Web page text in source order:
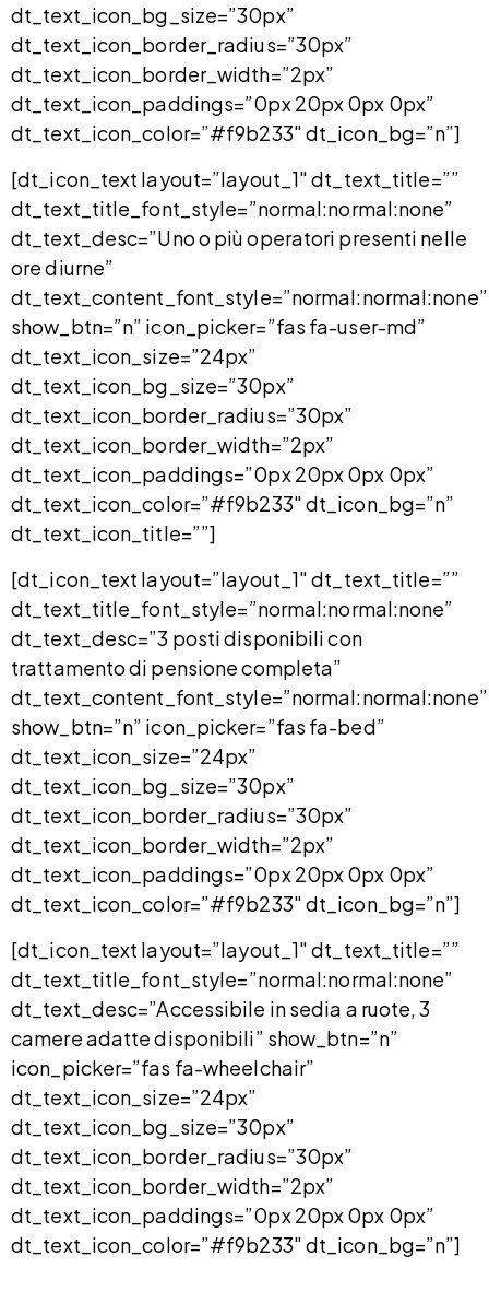
dt_text_icon_bg_size=”30px”
dt_text_icon_border_radius=”30px”
dt_text_icon_border_width=”2px”
dt_text_icon_paddings=”0px 20px 0px 0px”
dt_text_icon_color=”#f9b233″ dt_icon_bg=”n”]
[dt_icon_text layout=”layout_1″ dt_text_title=””
dt_text_title_font_style=”normal:normal:none”
dt_text_desc=”Uno o più operatori presenti nelle
ore diurne”
dt_text_content_font_style=”normal:normal:none”
show_btn=”n” icon_picker=”fas fa-user-md”
dt_text_icon_size=”24px”
dt_text_icon_bg_size=”30px”
dt_text_icon_border_radius=”30px”
dt_text_icon_border_width=”2px”
dt_text_icon_paddings=”0px 20px 0px 0px”
dt_text_icon_color=”#f9b233″ dt_icon_bg=”n”
dt_text_icon_title=””]
[dt_icon_text layout=”layout_1″ dt_text_title=””
dt_text_title_font_style=”normal:normal:none”
dt_text_desc=”3 posti disponibili con
trattamento di pensione completa”
dt_text_content_font_style=”normal:normal:none”
show_btn=”n” icon_picker=”fas fa-bed”
dt_text_icon_size=”24px”
dt_text_icon_bg_size=”30px”
dt_text_icon_border_radius=”30px”
dt_text_icon_border_width=”2px”
dt_text_icon_paddings=”0px 20px 0px 0px”
dt_text_icon_color=”#f9b233″ dt_icon_bg=”n”]
[dt_icon_text layout=”layout_1″ dt_text_title=””
dt_text_title_font_style=”normal:normal:none”
dt_text_desc=”Accessibile in sedia a ruote, 3
camere adatte disponibili” show_btn=”n”
icon_picker=”fas fa-wheelchair”
dt_text_icon_size=”24px”
dt_text_icon_bg_size=”30px”
dt_text_icon_border_radius=”30px”
dt_text_icon_border_width=”2px”
dt_text_icon_paddings=”0px 20px 0px 0px”
dt_text_icon_color=”#f9b233″ dt_icon_bg=”n”]